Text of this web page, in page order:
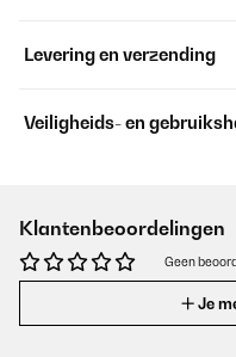
Levering en verzending
Veiligheids- en
Klantenbeoordelingen
Geen
Je